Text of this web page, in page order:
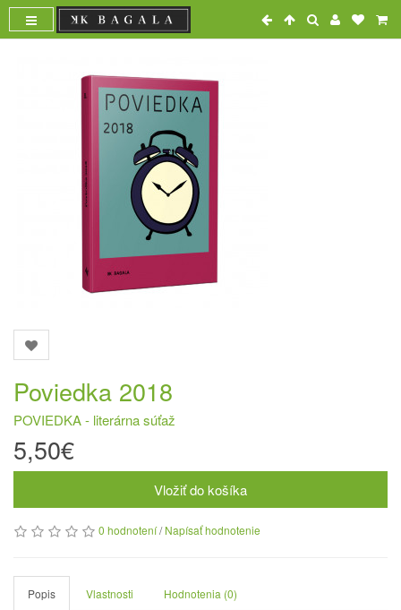
Poviedka 2018
POVIEDKA - literárna súťaž
5,50€
Vložiť do košíka
0 hodnotení/Napísať hodnotenie
Popis Vlastnosti Hodnotenia (0)